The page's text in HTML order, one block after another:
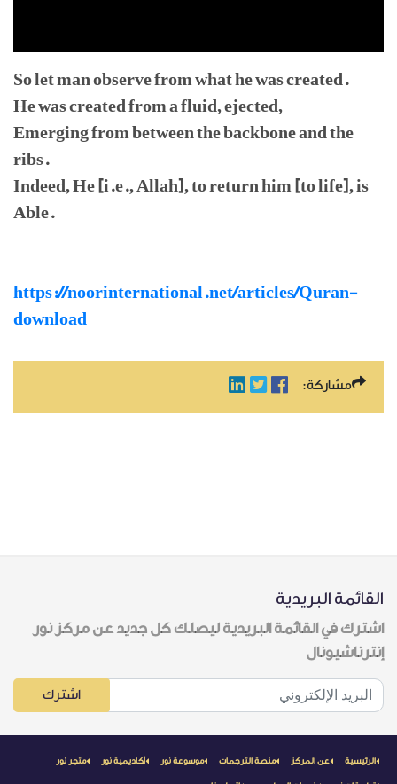
So let man observe from what he was created.
He was created from a fluid, ejected,
Emerging from between the backbone and the
ribs.
Indeed, He [i.e., Allah], to return him [to life], is
Able.
https://noorinternational.net/articles/Quran-
download
مشاركة:
القائمة البريدية
اشترك في القائمة البريدية ليصلك كل جديد عن مركز نور
إنترناشيونال
اشترك
الرئيسية عن المركز منصة الترجمات موسوعة نور أكاديمية نور متجر نور